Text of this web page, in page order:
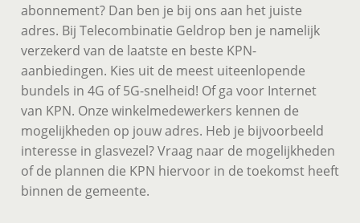
abonnement? Dan ben je bij ons aan het juiste
adres. Bij Telecombinatie Geldrop ben je namelijk
verzekerd van de laatste en beste KPN-
aanbiedingen. Kies uit de meest uiteenlopende
bundels in 4G of 5G-snelheid! Of ga voor Internet
van KPN. Onze winkelmedewerkers kennen de
mogelijkheden op jouw adres. Heb je bijvoorbeeld
interesse in glasvezel? Vraag naar de mogelijkheden
of de plannen die KPN hiervoor in de toekomst heeft
binnen de gemeente.